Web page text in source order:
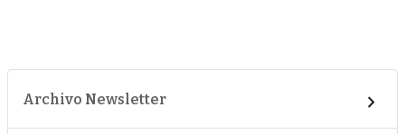
Archivo Newsletter